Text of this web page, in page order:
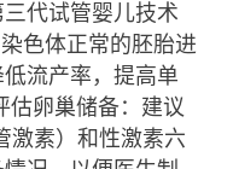
代试管婴儿技术
色体正常的胚胎进
流产率，提高单
估卵巢储备：建议
激素）和性激素六